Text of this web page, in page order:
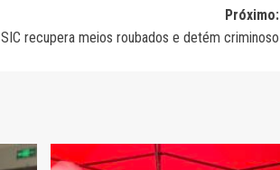
Próximo:
SIC recupera meios roubados e detém criminoso